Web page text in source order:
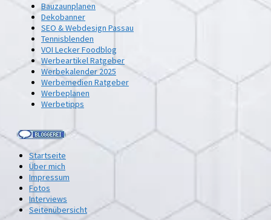
Bauzaunplanen
Dekobanner
SEO & Webdesign Passau
Tennisblenden
VOI Lecker Foodblog
Werbeartikel Ratgeber
Werbekalender 2025
Werbemedien Ratgeber
Werbeplanen
Werbetipps
Startseite
Über mich
Impressum
Fotos
Interviews
Seitenübersicht